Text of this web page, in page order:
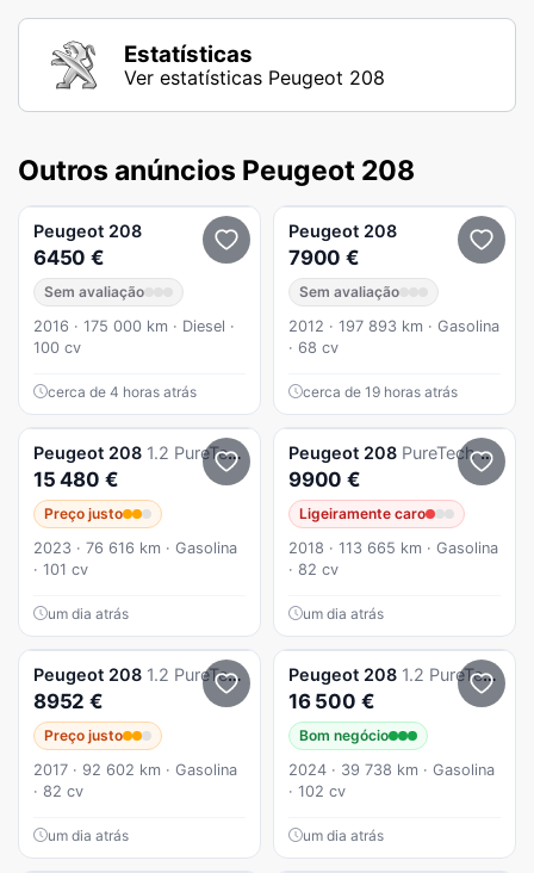
Estatísticas
Ver estatísticas Peugeot 208
Outros anúncios Peugeot 208
Peugeot 208
6450 €
Sem avaliação
2016 · 175 000 km · Diesel ·
100 cv
cerca de 4 horas atrás
Peugeot 208
7900 €
Sem avaliação
2012 · 197 893 km · Gasolina
· 68 cv
cerca de 19 horas atrás
Peugeot 208 1.2 PureTech Allure Pack EAT8
15 480 €
Preço justo
2023 · 76 616 km · Gasolina
· 101 cv
um dia atrás
Peugeot 208 PureTech 82 Stop & Start Signature
9900 €
Ligeiramente caro
2018 · 113 665 km · Gasolina
· 82 cv
um dia atrás
Peugeot 208 1.2 PureTech Style
8952 €
Preço justo
2017 · 92 602 km · Gasolina
· 82 cv
um dia atrás
Peugeot 208 1.2 PureTech Active
16 500 €
Bom negócio
2024 · 39 738 km · Gasolina
· 102 cv
um dia atrás